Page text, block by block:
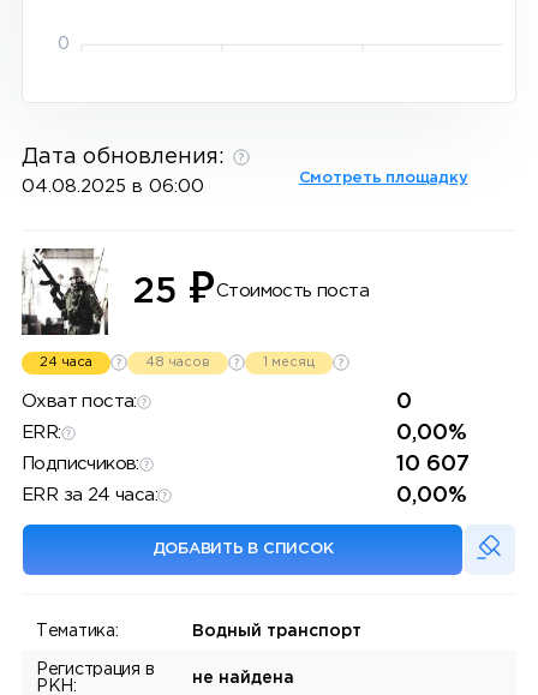
0
Дата обновления:
04.08.2025 в 06:00 Смотреть площадку
25 ₽Стоимость поста
24 часа 48 часов 1 месяц
Охват поста: 0
ERR: 0,00%
Подписчиков: 10 607
ERR за 24 часа: 0,00%
ДОБАВИТЬ В СПИСОК
Тематика: Водный транспорт
Регистрация в
РКН:
не найдена